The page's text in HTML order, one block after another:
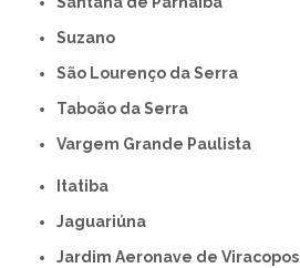
Suzano
São Lourenço da Serra
Taboão da Serra
Vargem Grande Paulista
Itatiba
Jaguariúna
Jardim Aeronave de Viracopos